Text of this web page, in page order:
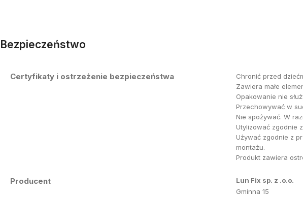
Bezpieczeństwo
Certyfikaty i ostrzeżenie bezpieczeństwa
Chronić przed
Zawiera małe
Opakowanie nie
Przechowywać w
Nie spożywać. W
Utylizować zgodnie
Używać zgodnie z
montażu.
Produkt zawiera
Producent
Lun Fix sp. z .o.o.
Gminna 15